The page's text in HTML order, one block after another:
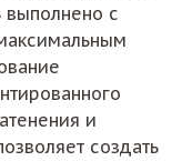
выполнено с
и
создать